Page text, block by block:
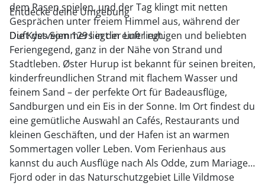
dem Rasen spielen, und der Tag klingt mit netten
Gesprächen unter freiem Himmel aus, während der
Duft des Sommers in der Luft liegt.
Entdecke deine Umgebung
Die Kystvejen 129 liegt in einer ruhigen und beliebten
Feriengegend, ganz in der Nähe von Strand und
Stadtleben. Øster Hurup ist bekannt für seinen breiten,
kinderfreundlichen Strand mit flachem Wasser und
feinem Sand – der perfekte Ort für Badeausflüge,
Sandburgen und ein Eis in der Sonne. Im Ort findest du
eine gemütliche Auswahl an Cafés, Restaurants und
kleinen Geschäften, und der Hafen ist an warmen
Sommertagen voller Leben. Vom Ferienhaus aus
kannst du auch Ausflüge nach Als Odde, zum Mariager
Fjord oder in das Naturschutzgebiet Lille Vildmose